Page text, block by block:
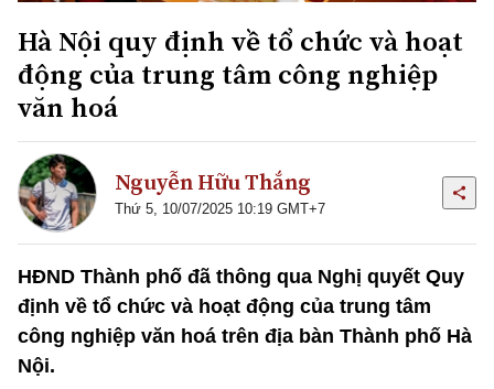
Hà Nội quy định về tổ chức và hoạt
động của trung tâm công nghiệp
văn hoá
Nguyễn Hữu Thắng
Thứ 5, 10/07/2025 10:19 GMT+7
HĐND Thành phố đã thông qua Nghị quyết Quy
định về tổ chức và hoạt động của trung tâm
công nghiệp văn hoá trên địa bàn Thành phố Hà
Nội.